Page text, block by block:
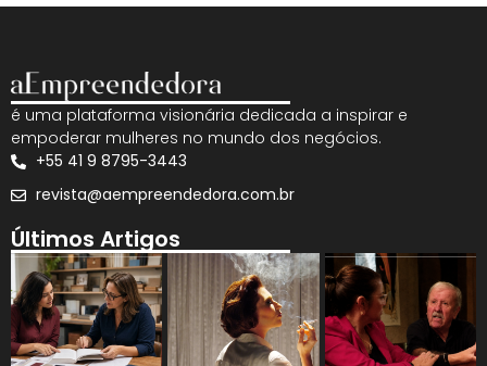
é uma plataforma visionária dedicada a inspirar e
empoderar mulheres no mundo dos negócios.
+55 41 9 8795-3443
revista@aempreendedora.com.br
Últimos Artigos